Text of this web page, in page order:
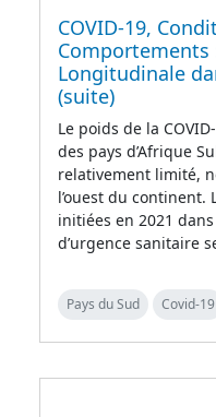
COVID-19,
Comportements
Longitudinale
(suite)
Le poids de la
des pays d’Afrique
relativement limité,
l’ouest du continent.
initiées en 2021
d’urgence sanitaire
Pays du Sud Covid-19